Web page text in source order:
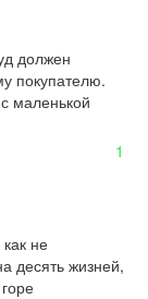
должен
покупателю.
маленькой
1
не
десять жизней,